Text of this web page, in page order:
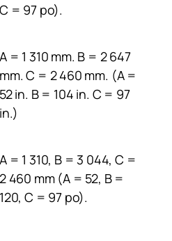
C = 97 po).
A = 1 310 mm. B = 2 647
mm. C = 2 460 mm. (A =
52 in. B = 104 in. C = 97
in.)
A = 1 310, B = 3 044, C =
2 460 mm (A = 52, B =
120, C = 97 po).